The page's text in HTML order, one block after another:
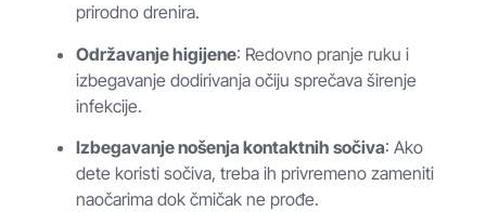
prirodno drenira.
Održavanje higijene: Redovno pranje ruku i
izbegavanje dodirivanja očiju sprečava širenje
infekcije.
Izbegavanje nošenja kontaktnih sočiva: Ako
dete koristi sočiva, treba ih privremeno zameniti
naočarima dok čmičak ne prođe.